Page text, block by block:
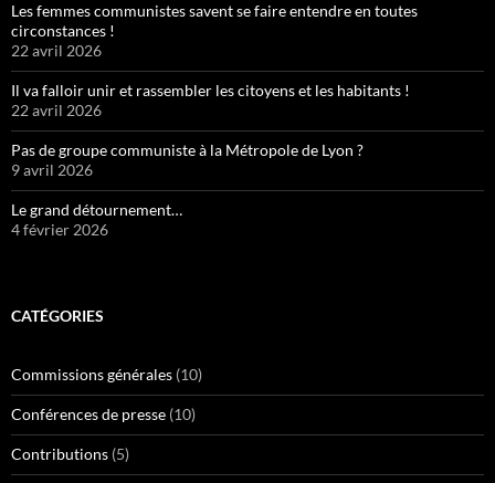
Les femmes communistes savent se faire entendre en toutes
circonstances !
22 avril 2026
Il va falloir unir et rassembler les citoyens et les habitants !
22 avril 2026
Pas de groupe communiste à la Métropole de Lyon ?
9 avril 2026
Le grand détournement…
4 février 2026
CATÉGORIES
Commissions générales (10)
Conférences de presse (10)
Contributions (5)